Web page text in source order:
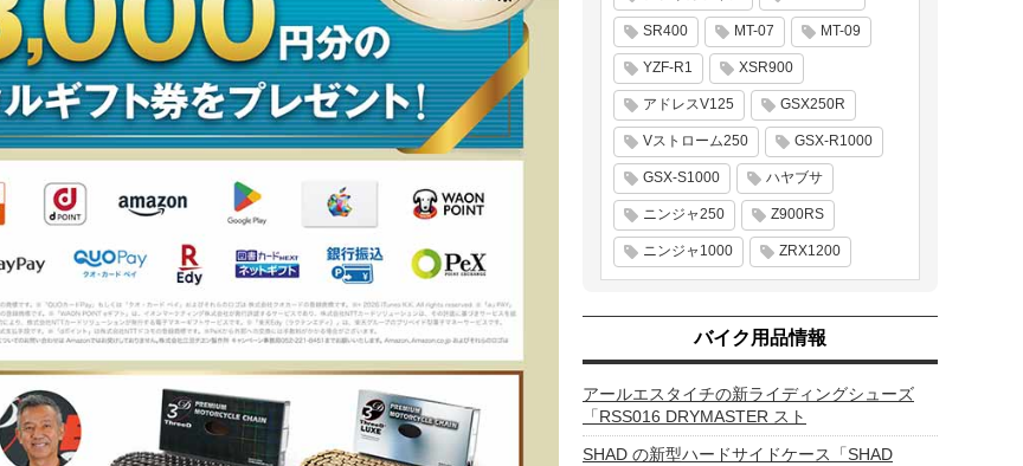
SR400 MT-07 MT-09
YZF-R1 XSR900
アドレスV125 GSX250R
Vストローム250 GSX-R1000
GSX-S1000 ハヤブサ
ニンジャ250 Z900RS
ニンジャ1000 ZRX1200
バイク用品情報
アールエスタイチの新ライディングシューズ
「RSS016 DRYMASTER スト
SHAD の新型ハードサイドケース「SHAD